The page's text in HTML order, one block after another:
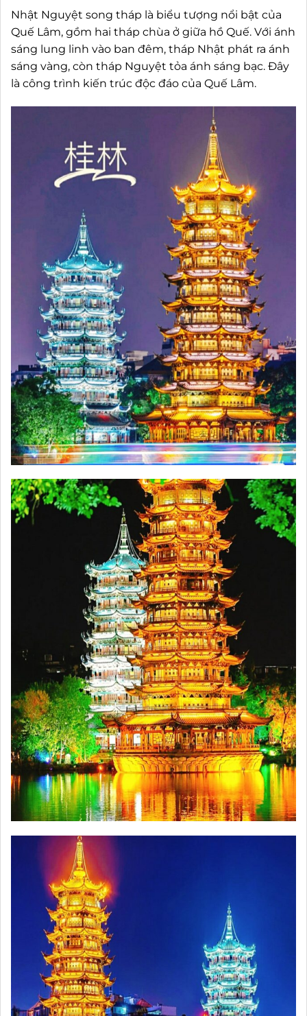
Nhật Nguyệt song tháp là biểu tượng nổi bật của
Quế Lâm, gồm hai tháp chùa ở giữa hồ Quế. Với ánh
sáng lung linh vào ban đêm, tháp Nhật phát ra ánh
sáng vàng, còn tháp Nguyệt tỏa ánh sáng bạc. Đây
là công trình kiến trúc độc đáo của Quế Lâm.